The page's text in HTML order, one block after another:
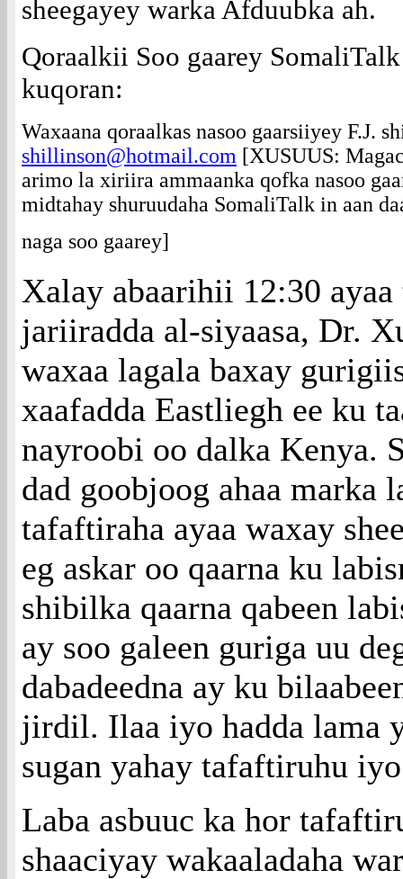
sheegayey warka Afduubka ah.
Qoraalkii Soo gaarey
kuqoran:
Waxaana qoraalkas nasoo gaarsiiyey F.J.
shillinson@hotmail.com [XUSUUS:
arimo la xiriira ammaanka qofka nasoo
midtahay shuruudaha SomaliTalk in aan
naga soo gaarey]
Xalay abaarihii 12:30
jariiradda al-siyaasa, Dr.
waxaa lagala baxay
xaafadda Eastliegh ee ku
nayroobi oo dalka Kenya.
dad goobjoog ahaa marka
tafaftiraha ayaa waxay
eg askar oo qaarna ku
shibilka qaarna qabeen
ay soo galeen guriga uu
dabadeedna ay ku
jirdil. Ilaa iyo hadda lama
sugan yahay tafaftiruhu
Laba asbuuc ka hor
shaaciyay wakaaladaha